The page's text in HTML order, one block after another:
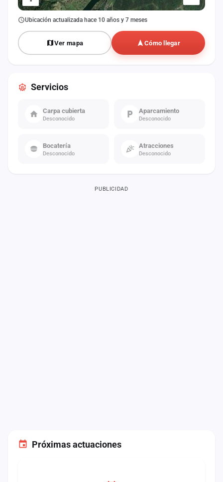
Próximas actuaciones
Ubicación actualizada hace 10 años y 7 meses
Ver mapa Cómo llegar
Servicios
Carpa cubierta
Desconocido
Aparcamiento
Desconocido
Bocatería
Desconocido
Atracciones
Desconocido
PUBLICIDAD